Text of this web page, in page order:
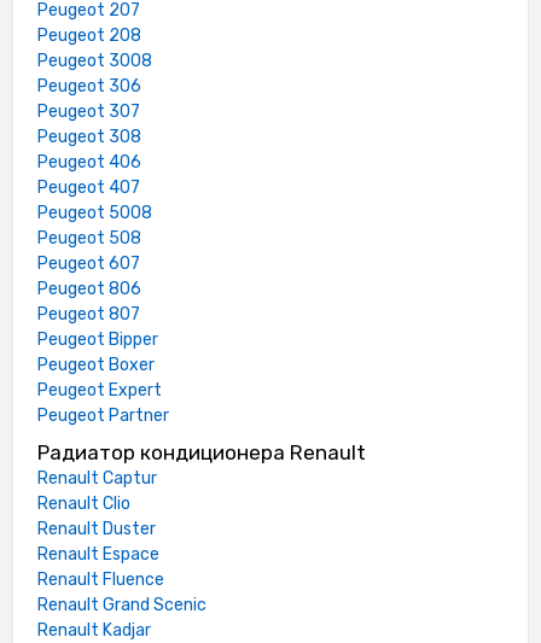
Peugeot 207
Peugeot 208
Peugeot 3008
Peugeot 306
Peugeot 307
Peugeot 308
Peugeot 406
Peugeot 407
Peugeot 5008
Peugeot 508
Peugeot 607
Peugeot 806
Peugeot 807
Peugeot Bipper
Peugeot Boxer
Peugeot Expert
Peugeot Partner
Радиатор кондиционера Renault
Renault Captur
Renault Clio
Renault Duster
Renault Espace
Renault Fluence
Renault Grand Scenic
Renault Kadjar